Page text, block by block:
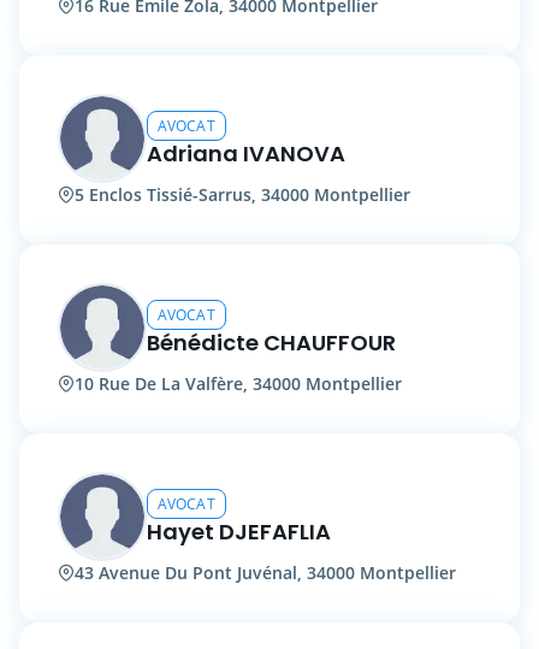
16 Rue Emile Zola, 34000 Montpellier
AVOCAT
Adriana IVANOVA
5 Enclos Tissié-Sarrus, 34000 Montpellier
AVOCAT
Bénédicte CHAUFFOUR
10 Rue De La Valfère, 34000 Montpellier
AVOCAT
Hayet DJEFAFLIA
43 Avenue Du Pont Juvénal, 34000 Montpellier